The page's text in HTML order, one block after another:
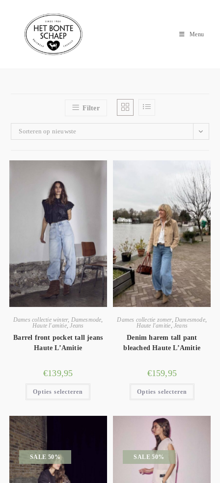
Menu
Filter
Sorteren op nieuwste
Dames collectie winter, Damesmode
Haute l'amitie,Jeans
Barrel front pocket tall jeans
Haute L’Amitie
€139,95
Opties selecteren
Dames collectie zomer, Damesmode,
Haute l'amitie Jeans
Denim harem tall pant
bleached Haute L’Amitie
€159,95
Opties selecteren
SALE 50% SALE 50%